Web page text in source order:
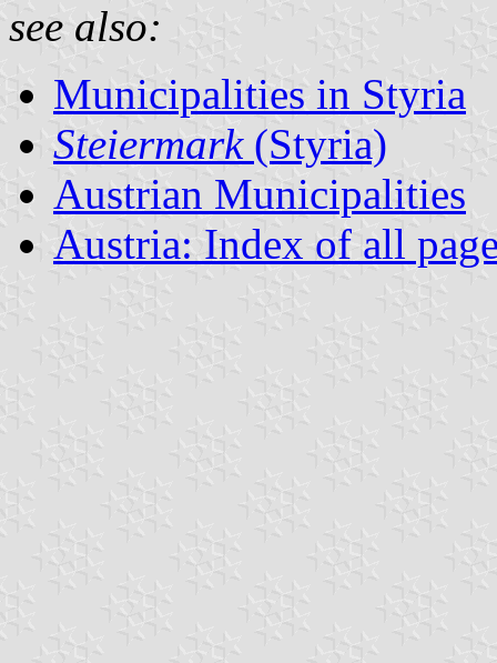
see also:
Municipalities in Styria
Steiermark(Styria)
Austrian Municipalities
Austria: Index of all